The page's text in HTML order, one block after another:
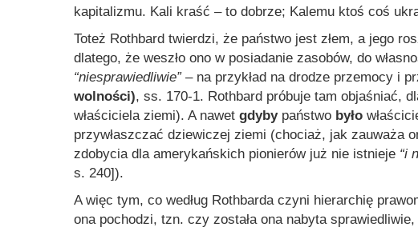
kapitalizmu. Kali kraść – to dobrze; Kalemu ktoś coś
Toteż Rothbard twierdzi, że państwo jest złem, a jego
dlatego, że weszło ono w posiadanie zasobów, do
“niesprawiedliwie”– na przykład na drodze przemocy i
wolności), ss. 170-1. Rothbard próbuje tam objaśniać,
właściciela ziemi). A nawet gdybypaństwo było
przywłaszczać dziewiczej ziemi (chociaż, jak zauważa
zdobycia dla amerykańskich pionierów już nie istnieje “i
s. 240]).
A więc tym, co według Rothbarda czyni hierarchię
ona pochodzi, tzn. czy została ona nabyta